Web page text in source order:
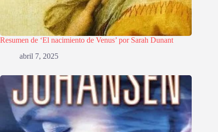
Resumen de ‘El nacimiento de Venus’ por Sarah Dunant
abril 7, 2025